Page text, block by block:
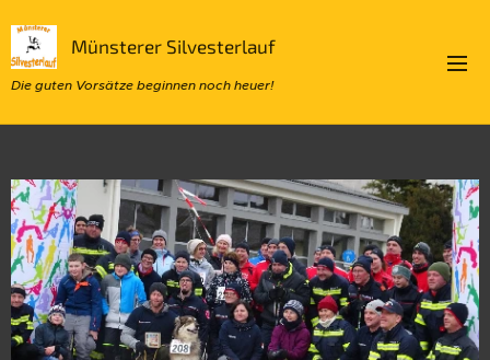
Münsterer Silvesterlauf
Die guten Vorsätze beginnen noch heuer!